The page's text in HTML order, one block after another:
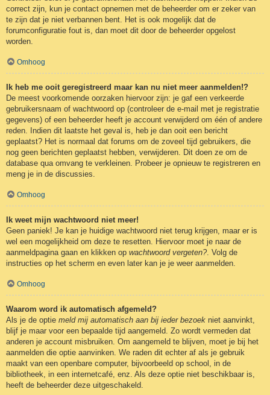
correct zijn, kun je contact opnemen met de beheerder om er zeker van
te zijn dat je niet verbannen bent. Het is ook mogelijk dat de
forumconfiguratie fout is, dan moet dit door de beheerder opgelost
worden.
Omhoog
Ik heb me ooit geregistreerd maar kan nu niet meer aanmelden!?
De meest voorkomende oorzaken hiervoor zijn: je gaf een verkeerde
gebruikersnaam of wachtwoord op (controleer de e-mail met je registratie
gegevens) of een beheerder heeft je account verwijderd om één of andere
reden. Indien dit laatste het geval is, heb je dan ooit een bericht
geplaatst? Het is normaal dat forums om de zoveel tijd gebruikers, die
nog geen berichten geplaatst hebben, verwijderen. Dit doen ze om de
database qua omvang te verkleinen. Probeer je opnieuw te registreren en
meng je in de discussies.
Omhoog
Ik weet mijn wachtwoord niet meer!
Geen paniek! Je kan je huidige wachtwoord niet terug krijgen, maar er is
wel een mogelijkheid om deze te resetten. Hiervoor moet je naar de
aanmeldpagina gaan en klikken op wachtwoord vergeten?. Volg de
instructies op het scherm en even later kan je je weer aanmelden.
Omhoog
Waarom word ik automatisch afgemeld?
Als je de optie meld mij automatisch aan bij ieder bezoek niet aanvinkt,
blijf je maar voor een bepaalde tijd aangemeld. Zo wordt vermeden dat
anderen je account misbruiken. Om aangemeld te blijven, moet je bij het
aanmelden die optie aanvinken. We raden dit echter af als je gebruik
maakt van een openbare computer, bijvoorbeeld op school, in de
bibliotheek, in een internetcafé, enz. Als deze optie niet beschikbaar is,
heeft de beheerder deze uitgeschakeld.